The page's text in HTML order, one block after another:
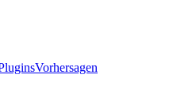
Vorhersagen